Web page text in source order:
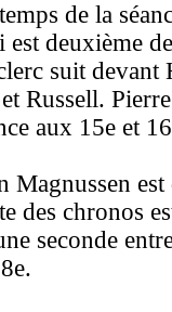
de la
deuxième
suit devant
Russell.
aux 15e et
est
des chronos
seconde